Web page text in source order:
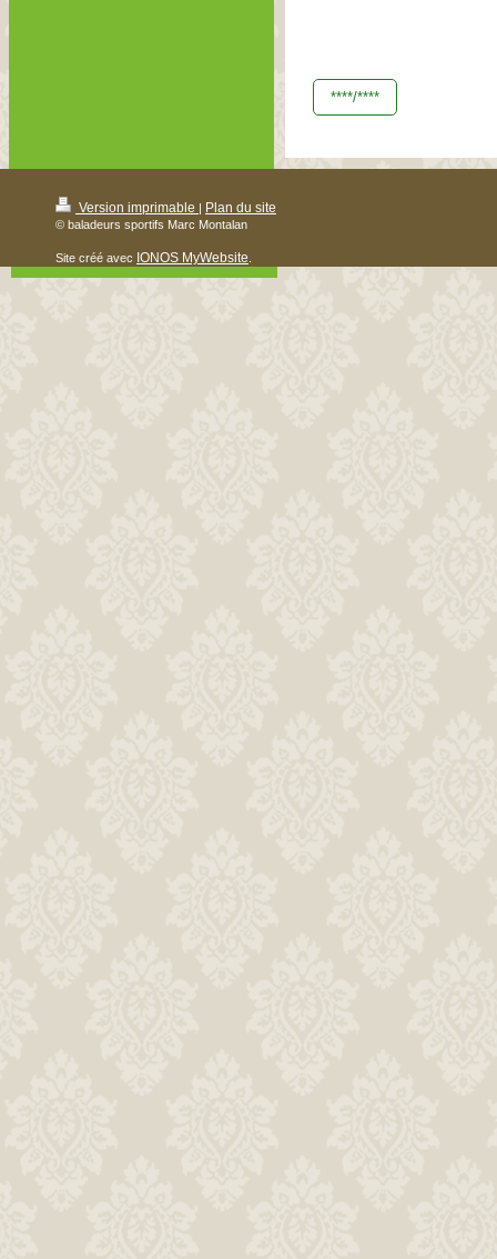
****/****
Version imprimable | Plan du site
© baladeurs sportifs Marc Montalan
Site créé avec IONOS MyWebsite